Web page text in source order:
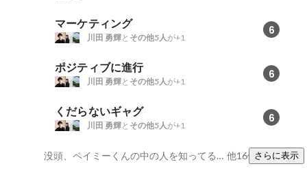
マーケティング 6
川田 勇輝と その他5人が+1
ポジティブに進行 6
川田 勇輝と その他5人が+1
くだらないギャグ 6
川田 勇輝と その他5人が+1
没頭、ペイミーくんの中の人を知ってる、陽気 他16件さらに表示